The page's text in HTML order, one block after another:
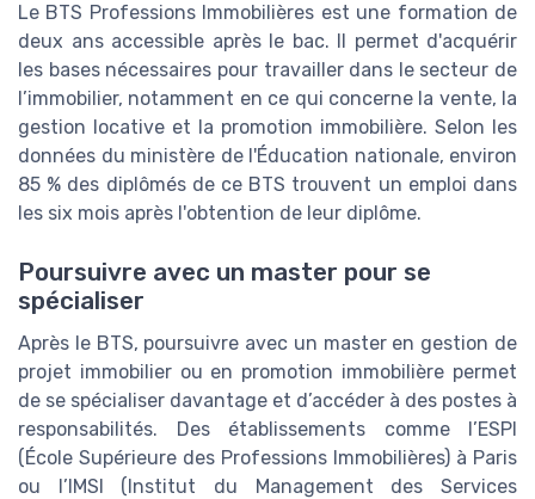
Le BTS Professions Immobilières est une formation de
deux ans accessible après le bac. Il permet d'acquérir
les bases nécessaires pour travailler dans le secteur de
l’immobilier, notamment en ce qui concerne la vente, la
gestion locative et la promotion immobilière. Selon les
données du ministère de l'Éducation nationale, environ
85 % des diplômés de ce BTS trouvent un emploi dans
les six mois après l'obtention de leur diplôme.
Poursuivre avec un master pour se
spécialiser
Après le BTS, poursuivre avec un master en gestion de
projet immobilier ou en promotion immobilière permet
de se spécialiser davantage et d’accéder à des postes à
responsabilités. Des établissements comme l’ESPI
(École Supérieure des Professions Immobilières) à Paris
ou l’IMSI (Institut du Management des Services